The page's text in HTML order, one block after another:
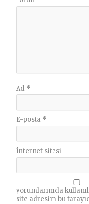
Ad *
E-posta *
İnternet sitesi
yorumlarımda
site adresim bu